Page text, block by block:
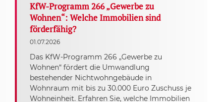
KfW-Programm 266 „Gewerbe zu
Wohnen“: Welche Immobilien sind
förderfähig?
01.07.2026
Das KfW-Programm 266 „Gewerbe zu
Wohnen“ fördert die Umwandlung
bestehender Nichtwohngebäude in
Wohnraum mit bis zu 30.000 Euro Zuschuss je
Wohneinheit. Erfahren Sie, welche Immobilien